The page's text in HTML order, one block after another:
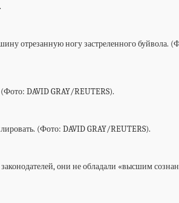
отрезанную ногу застреленного буйвола.
DAVID GRAY/REUTERS).
(Фото: DAVID GRAY/REUTERS).
они не обладали «высшим